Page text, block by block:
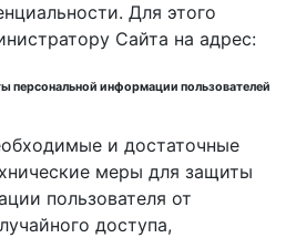
Для этого
Сайта на адрес:
персональной информации пользователей
и достаточные
меры для защиты
пользователя от
доступа,